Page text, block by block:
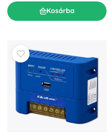
Kosárba